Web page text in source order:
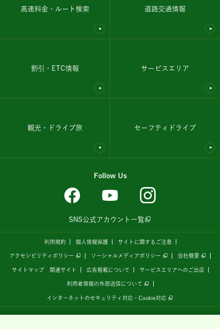
高速料金・ルート検索 道路交通情報
割引・ETC情報 サービスエリア
観光・ドライブ旅 セーフティドライブ
Follow Us
SNS公式アカウント一覧
利用規約 個人情報保護 サイトに関するご注意
アクセシビリティポリシー ソーシャルメディアポリシー 会社概要
サイトマップ 関連サイト 広告掲載について サービスエリアへのご出店
利用者情報の外部送信について
インターネットのセキュリティ対応・Cookie対応